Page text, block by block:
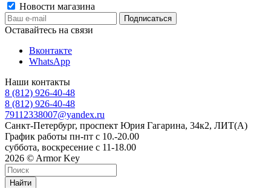
Новости магазина
Оставайтесь на связи
Вконтакте
WhatsApp
Наши контакты
8 (812) 926-40-48
8 (812) 926-40-48
79112338007@yandex.ru
Санкт-Петербург, проспект Юрия Гагарина, 34к2, ЛИТ(А)
График работы пн-пт с 10.-20.00
суббота, воскресение с 11-18.00
2026 © Armor Key
Найти